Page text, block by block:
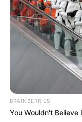
BRAINBERRIES
You Wouldn't Believe